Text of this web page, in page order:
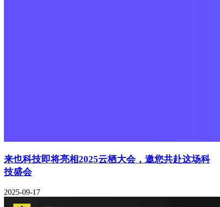
来也科技即将亮相2025云栖大会，邀您共赴这场科
技盛会
2025-09-17